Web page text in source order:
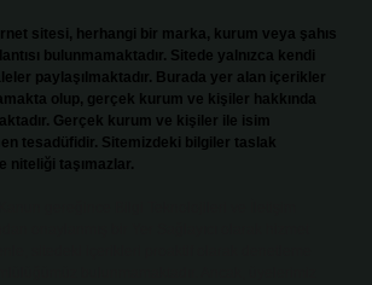
sitesi, herhangi bir marka, kurum veya şahıs
bulunmamaktadır. Sitede yalnızca kendi
paylaşılmaktadır. Burada yer alan içerikler
olup, gerçek kurum ve kişiler hakkında
Gerçek kurum ve kişiler ile isim
tesadüfidir. Sitemizdeki bilgiler taslak
niteliği taşımazlar.